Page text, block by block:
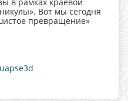
Вот мы сегодня
превращение»